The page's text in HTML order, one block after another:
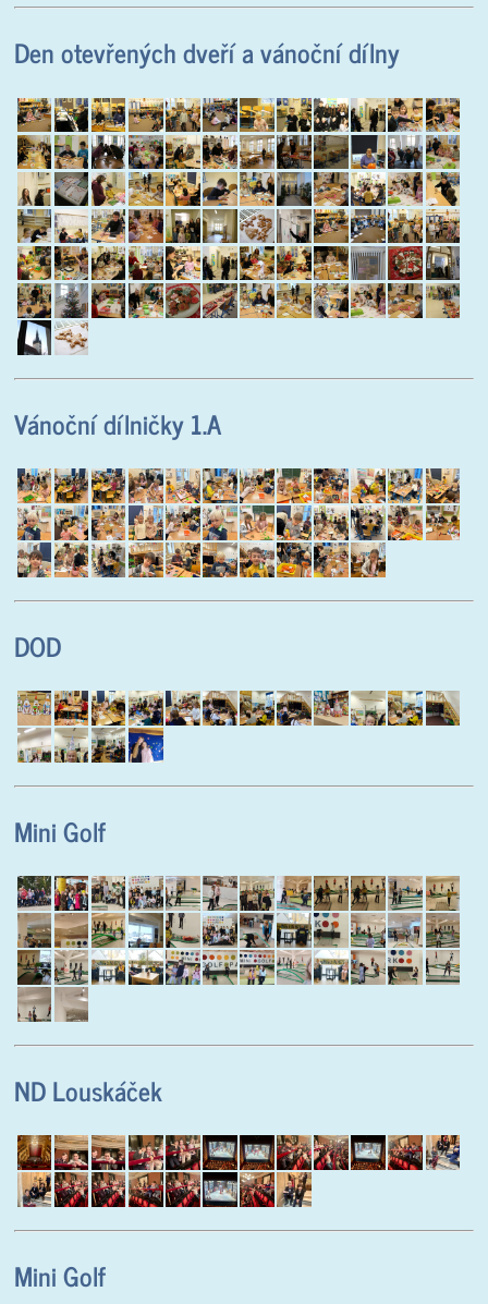
Den otevřených dveří a vánoční dílny
Vánoční dílničky 1.A
DOD
Mini Golf
ND Louskáček
Mini Golf